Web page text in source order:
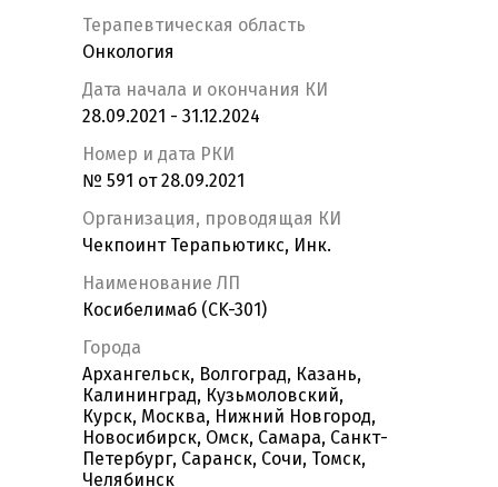
Терапевтическая область
Онкология
Дата начала и окончания КИ
28.09.2021 - 31.12.2024
Номер и дата РКИ
№ 591 от 28.09.2021
Организация, проводящая КИ
Чекпоинт Терапьютикс, Инк.
Наименование ЛП
Косибелимаб (CK-301)
Города
Архангельск, Волгоград, Казань,
Калининград, Кузьмоловский,
Курск, Москва, Нижний Новгород,
Новосибирск, Омск, Самара, Санкт-
Петербург, Саранск, Сочи, Томск,
Челябинск